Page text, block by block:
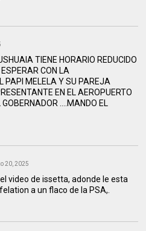
TIENE HORARIO REDUCIDO
CON LA
PAPI MELELA Y SU PAREJA
EN EL AEROPUERTO
….MANDO EL
20, 2025
video de issetta, adonde le esta
a un flaco de la PSA,.